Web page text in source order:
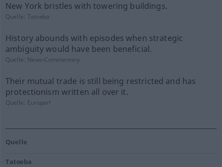
New York bristles with towering buildings.
Quelle:Tatoeba
History abounds with episodes when strategic
ambiguity would have been beneficial.
Quelle: News-Commentary
Their mutual trade is still being restricted and has
protectionism written all over it.
Quelle: Europarl
Quelle
Tatoeba